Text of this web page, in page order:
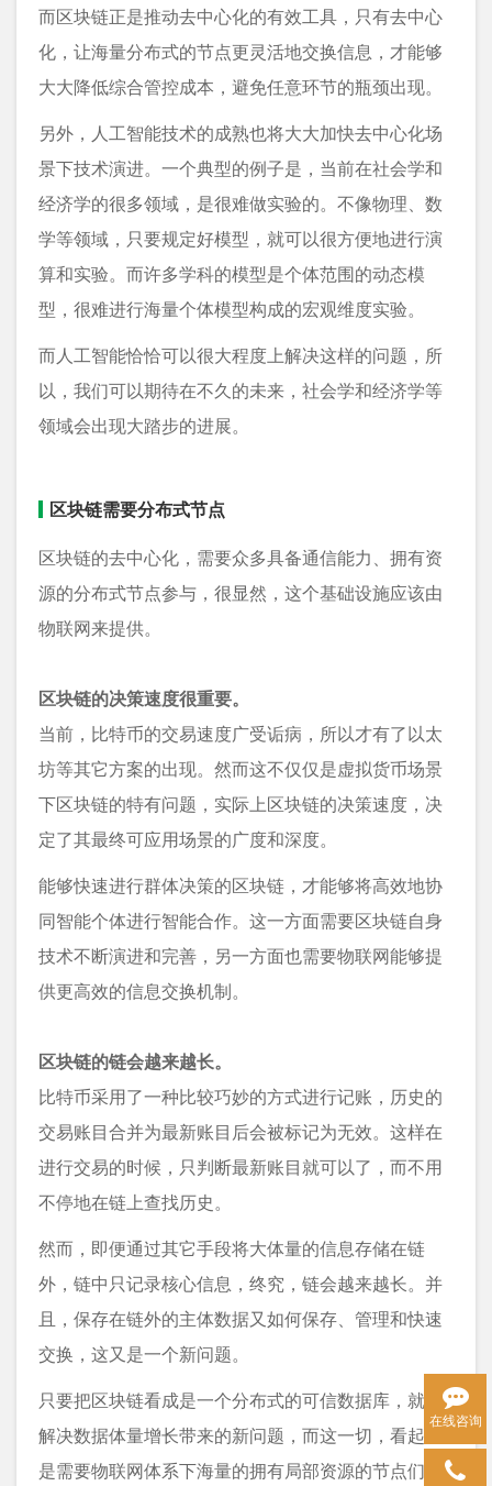
而区块链正是推动去中心化的有效工具，只有去中心
化，让海量分布式的节点更灵活地交换信息，才能够
大大降低综合管控成本，避免任意环节的瓶颈出现。
另外，人工智能技术的成熟也将大大加快去中心化场
景下技术演进。一个典型的例子是，当前在社会学和
经济学的很多领域，是很难做实验的。不像物理、数
学等领域，只要规定好模型，就可以很方便地进行演
算和实验。而许多学科的模型是个体范围的动态模
型，很难进行海量个体模型构成的宏观维度实验。
而人工智能恰恰可以很大程度上解决这样的问题，所
以，我们可以期待在不久的未来，社会学和经济学等
领域会出现大踏步的进展。
区块链需要分布式节点
区块链的去中心化，需要众多具备通信能力、拥有资
源的分布式节点参与，很显然，这个基础设施应该由
物联网来提供。
区块链的决策速度很重要。
当前，比特币的交易速度广受诟病，所以才有了以太
坊等其它方案的出现。然而这不仅仅是虚拟货币场景
下区块链的特有问题，实际上区块链的决策速度，决
定了其最终可应用场景的广度和深度。
能够快速进行群体决策的区块链，才能够将高效地协
同智能个体进行智能合作。这一方面需要区块链自身
技术不断演进和完善，另一方面也需要物联网能够提
供更高效的信息交换机制。
区块链的链会越来越长。
比特币采用了一种比较巧妙的方式进行记账，历史的
交易账目合并为最新账目后会被标记为无效。这样在
进行交易的时候，只判断最新账目就可以了，而不用
不停地在链上查找历史。
然而，即便通过其它手段将大体量的信息存储在链
外，链中只记录核心信息，终究，链会越来越长。并
且，保存在链外的主体数据又如何保存、管理和快速
交换，这又是一个新问题。
只要把区块链看成是一个分布式的可信数据库，就要
解决数据体量增长带来的新问题，而这一切，看起来
是需要物联网体系下海量的拥有局部资源的节点们支
在线咨询